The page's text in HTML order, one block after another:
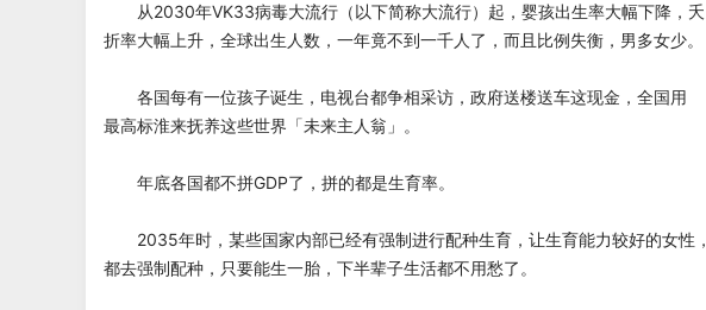
从2030年VK33病毒大流行（以下简称大流行）起，婴孩出生率大幅下降，夭
折率大幅上升，全球出生人数，一年竟不到一千人了，而且比例失衡，男多女少。
各国每有一位孩子诞生，电视台都争相采访，政府送楼送车这现金，全国用
最高标淮来抚养这些世界「未来主人翁」。
年底各国都不拼GDP了，拼的都是生育率。
2035年时，某些国家内部已经有强制进行配种生育，让生育能力较好的女性，
都去强制配种，只要能生一胎，下半辈子生活都不用愁了。